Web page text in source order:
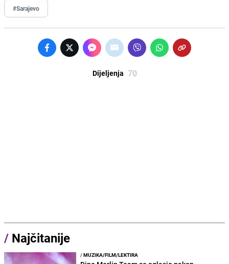
#Sarajevo
Dijeljenja 70
/ Najčitanije
/MUZIKA/FILM/LEKTIRA